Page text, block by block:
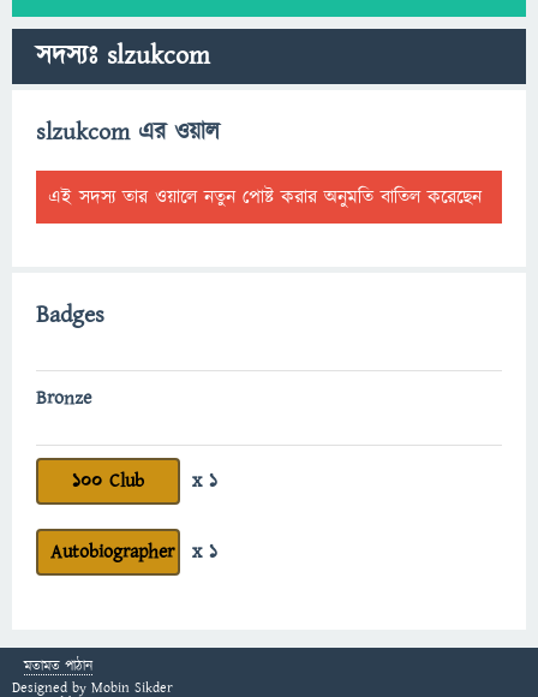
সদস্যঃ slzukcom
slzukcom এর ওয়াল
এই সদস্য তার ওয়ালে নতুন পোষ্ট করার অনুমতি বাতিল করেছেন
Badges
Bronze
100 Club x 1
Autobiographer x 1
মতামত পাঠান
Designed by Mobin Sikder